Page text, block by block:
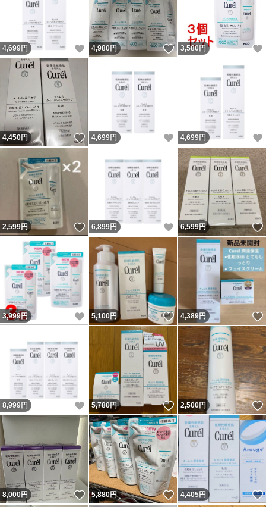
4,699円 いいね！
4,980円 いいね！
3,580 円
4,450円 いいね！
4,699円 いいね！
4,699円
2,599円 いいね！
6,899円 いいね！
6,599円
3,999円 いいね！
5,100円 いいね！
4,389円
8,999円 いいね！
5,780円 いいね！
2,500円
8,000円 いいね！
5,880円 いいね！
4,405円